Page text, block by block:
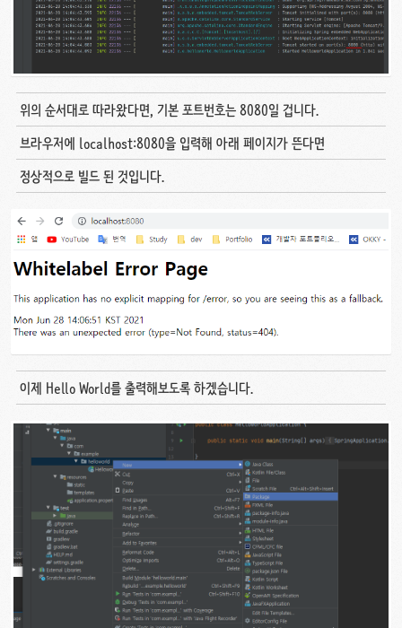
위의 순서대로 따라왔다면, 기본 포트번호는 8080일 겁니다.
브라우저에 localhost:8080을 입력해 아래 페이지가 뜬다면
정상적으로 빌드 된 것입니다.
이제 Hello World를 출력해보도록 하겠습니다.